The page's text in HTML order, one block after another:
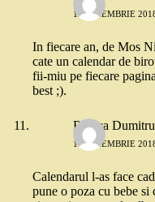
13 NOIEMBRIE
In fiecare an, de Mos
cate un calendar de
fii-miu pe fiecare
best ;).
Raluca Dumitru
13 NOIEMBRIE
Calendarul l-as face
pune o poza cu bebe